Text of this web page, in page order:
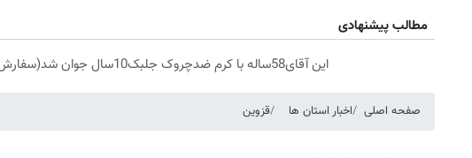
مطالب پیشنهادی
این آقای58ساله با کرم ضدچروک جلبک10سال جوان شد(سفارش با تخفیف)
صفحه اصلی اخبار استان ها قزوین